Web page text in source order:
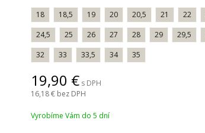
18 18,5 19 20 20,5 21 22
24,5
25 26 27 28 29 29,5
32
33 33,5 34 35
19,90
s DPH
16,18 bez DPH
Vyrobíme Vám do 5 dní